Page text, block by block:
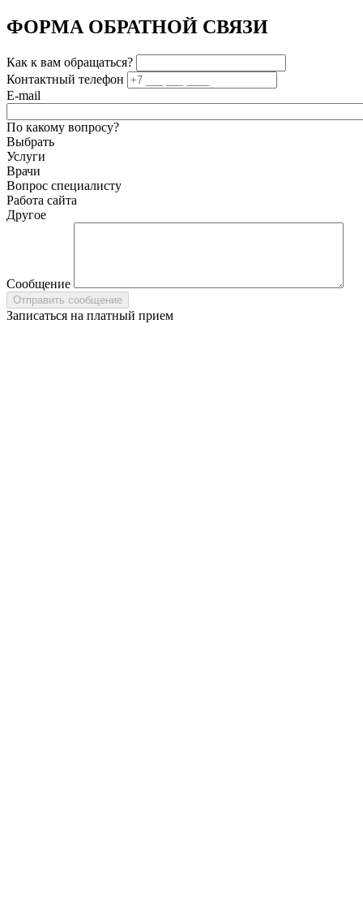
ФОРМА ОБРАТНОЙ СВЯЗИ
Как к вам обращаться?
Контактный телефон
E-mail
По какому вопросу?
Выбрать
Услуги
Врачи
Вопрос специалисту
Работа сайта
Другое
Сообщение
Записаться на платный прием